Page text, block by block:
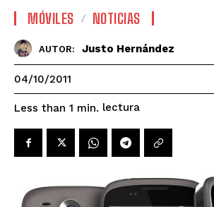
MÓVILES NOTICIAS
AUTOR: Justo Hernández
04/10/2011
Less than 1 min. lectura